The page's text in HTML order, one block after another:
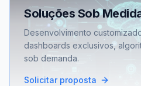
Soluções Sob
Desenvolvimento
dashboards exclusivos,
sob demanda.
Solicitar proposta